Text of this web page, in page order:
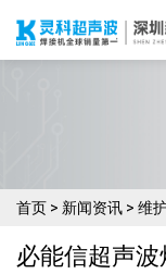
首页 > 新闻资讯 > 维
必能信超声